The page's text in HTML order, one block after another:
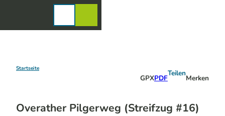
Startseite
GPXPDF
Teilen
Merken
Overather Pilgerweg (Streifzug #16)